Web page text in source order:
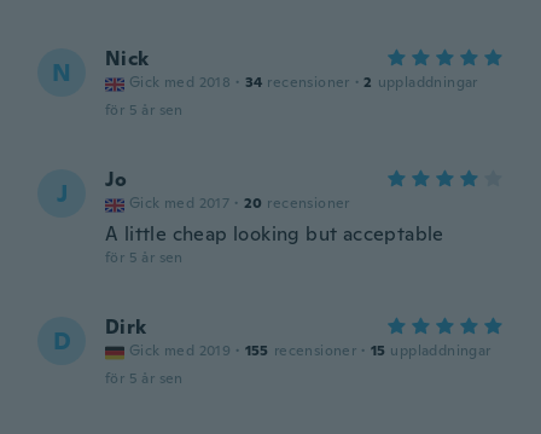
N Nick
Gick med 2018 · 34 recensioner · 2 uppladdningar
för 5 år sen
J Jo
Gick med 2017 · 20 recensioner
A little cheap looking but acceptable
för 5 år sen
D Dirk
Gick med 2019 · 155 recensioner · 15 uppladdningar
för 5 år sen